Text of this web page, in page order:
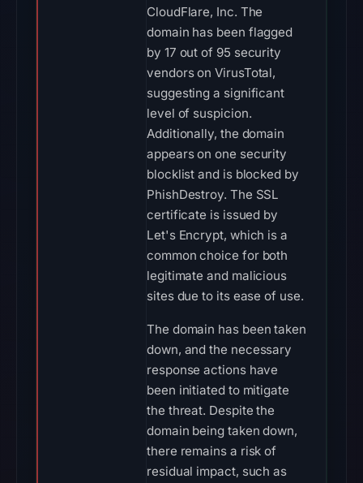
CloudFlare, Inc. The
domain has been flagged
by 17 out of 95 security
vendors on VirusTotal,
suggesting a significant
level of suspicion.
Additionally, the domain
appears on one security
blocklist and is blocked by
PhishDestroy. The SSL
certificate is issued by
Let's Encrypt, which is a
common choice for both
legitimate and malicious
sites due to its ease of use.
The domain has been taken
down, and the necessary
response actions have
been initiated to mitigate
the threat. Despite the
domain being taken down,
there remains a risk of
residual impact, such as